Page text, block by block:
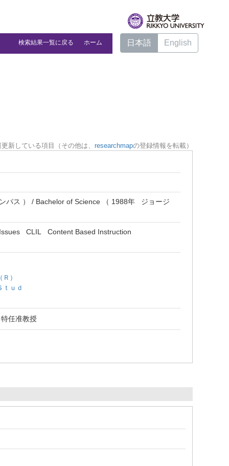
検索結果一覧に戻る ホーム 日本語 English
新している項目（その他は、 researchmapの登録情報を転載）
パス ） / Bachelor of Science （ 1988年 ジョージ
CLIL
Content Based Instruction
）
ｕｄ
任准教授